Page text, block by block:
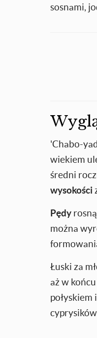
sosnami,
'Chabo-
wiekiem
średni
wysokości
Pędy
można
Łuski za
aż w